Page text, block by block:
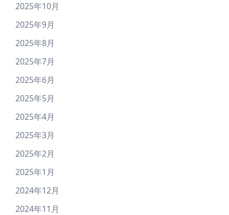
2025年10月
2025年9月
2025年8月
2025年7月
2025年6月
2025年5月
2025年4月
2025年3月
2025年2月
2025年1月
2024年12月
2024年11月